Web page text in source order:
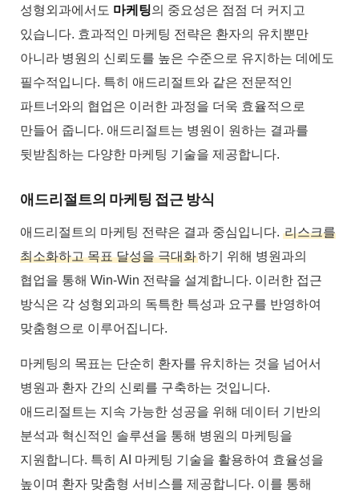
성형외과에서도 마케팅의 중요성은 점점 더 커지고
있습니다. 효과적인 마케팅 전략은 환자의 유치뿐만
아니라 병원의 신뢰도를 높은 수준으로 유지하는 데에도
필수적입니다. 특히 애드리절트와 같은 전문적인
파트너와의 협업은 이러한 과정을 더욱 효율적으로
만들어 줍니다. 애드리절트는 병원이 원하는 결과를
뒷받침하는 다양한 마케팅 기술을 제공합니다.
애드리절트의 마케팅 접근 방식
애드리절트의 마케팅 전략은 결과 중심입니다. 리스크를
최소화하고 목표 달성을 극대화하기 위해 병원과의
협업을 통해 Win-Win 전략을 설계합니다. 이러한 접근
방식은 각 성형외과의 독특한 특성과 요구를 반영하여
맞춤형으로 이루어집니다.
마케팅의 목표는 단순히 환자를 유치하는 것을 넘어서
병원과 환자 간의 신뢰를 구축하는 것입니다.
애드리절트는 지속 가능한 성공을 위해 데이터 기반의
분석과 혁신적인 솔루션을 통해 병원의 마케팅을
지원합니다. 특히 AI 마케팅 기술을 활용하여 효율성을
높이며 환자 맞춤형 서비스를 제공합니다. 이를 통해